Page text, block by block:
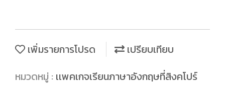
เพิ่มรายการโปรด
เปรียบเทียบ
หมวดหมู่ : เเพคเกจเรียนภาษาอังกฤษที่สิงคโปร์